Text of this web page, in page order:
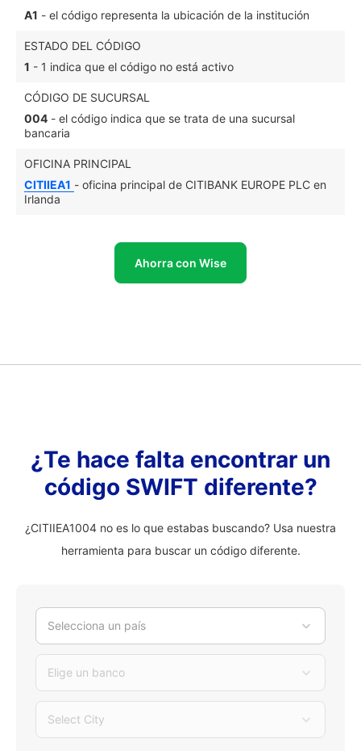
A1 - el código representa la ubicación de la institución
ESTADO DEL CÓDIGO
1 - 1 indica que el código no está activo
CÓDIGO DE SUCURSAL
004 - el código indica que se trata de una sucursal
bancaria
OFICINA PRINCIPAL
CITIIEA1 - oficina principal de CITIBANK EUROPE PLC en
Irlanda
Ahorra con Wise
¿Te hace falta encontrar un
código SWIFT diferente?
¿CITIIEA1004 no es lo que estabas buscando? Usa nuestra
herramienta para buscar un código diferente.
Selecciona un país
Elige un banco
Select City